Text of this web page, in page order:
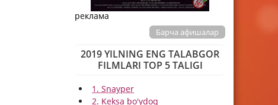
реклама
Барча афишалар
2019 YILNING ENG TALABGOR
FILMLARI TOP 5 TALIGI
1. Snayper
2. Keksa bo'ydoq